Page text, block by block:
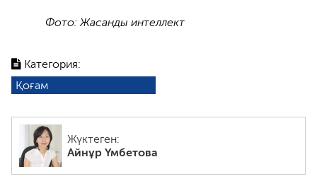
Категория:
Қоғам
Жүктеген:
Айнұр Үмбетова
Фото: Жасанды интеллект